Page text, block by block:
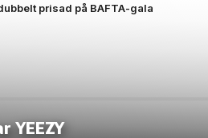
prisad på BAFTA-gala
YEEZY